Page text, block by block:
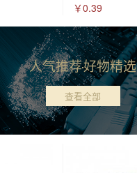
￥0.39
人气推荐好物精选
查看全部